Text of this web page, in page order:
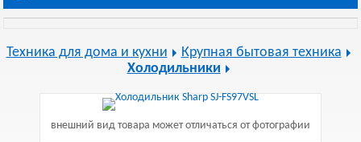
Техника для дома и кухни
Крупная бытовая техника
Холодильники
внешний вид товара может отличаться от фотографии